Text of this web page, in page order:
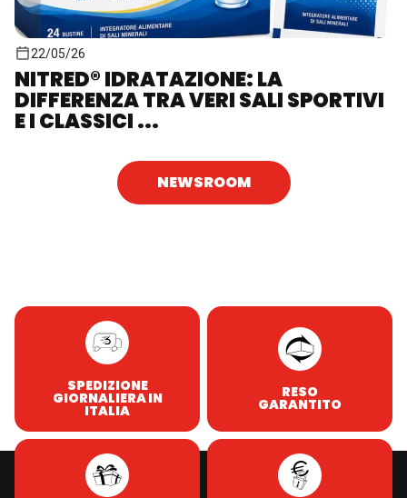
22/05/26
NITRED® IDRATAZIONE: LA
DIFFERENZA TRA VERI SALI SPORTIVI
E I CLASSICI ...
NEWSROOM
SPEDIZIONE
GIORNALIERA IN
ITALIA
RESO
GARANTITO